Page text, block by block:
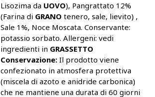
Lisozima da UOVO), Pangrattato 12%
(Farina di GRANO tenero, sale, lievito) ,
Sale 1%, Noce Moscata. Conservante:
potassio sorbato. Allergeni: vedi
ingredienti in GRASSETTO
Conservazione:Il prodotto viene
confezionato in atmosfera protettiva
(miscela di azoto e anidride carbonica)
che ne mantiene una durata di 60 giorni